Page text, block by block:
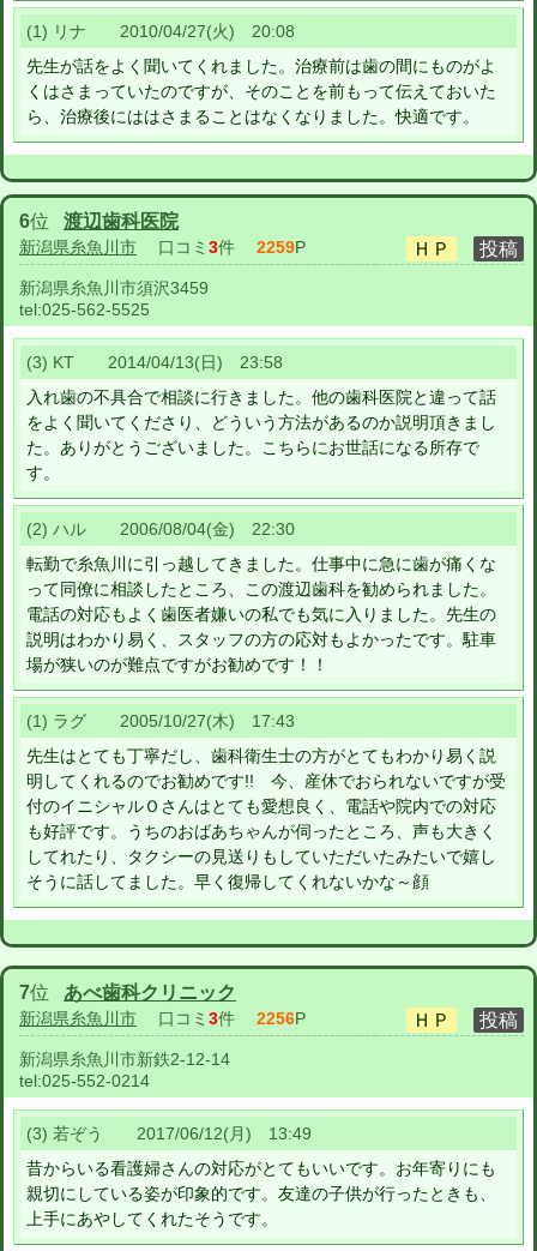
(1) リナ 2010/04/27(火) 20:08
先生が話をよく聞いてくれました。治療前は歯の間にものがよ
くはさまっていたのですが、そのことを前もって伝えておいた
ら、治療後にははさまることはなくなりました。快適です。
6位 渡辺歯科医院
新潟県糸魚川市 口コミ 3件 2259P
新潟県糸魚川市須沢3459
tel:025-562-5525
(3) KT 2014/04/13(日) 23:58
入れ歯の不具合で相談に行きました。他の歯科医院と違って話
をよく聞いてくださり、どういう方法があるのか説明頂きまし
た。ありがとうございました。こちらにお世話になる所存で
す。
(2) ハル 2006/08/04(金) 22:30
転勤で糸魚川に引っ越してきました。仕事中に急に歯が痛くな
って同僚に相談したところ、この渡辺歯科を勧められました。
電話の対応もよく歯医者嫌いの私でも気に入りました。先生の
説明はわかり易く、スタッフの方の応対もよかったです。駐車
場が狭いのが難点ですがお勧めです！！
(1) ラグ 2005/10/27(木) 17:43
先生はとても丁寧だし、歯科衛生士の方がとてもわかり易く説
明してくれるのでお勧めです!! 今、産休でおられないですが受
付のイニシャルＯさんはとても愛想良く、電話や院内での対応
も好評です。うちのおばあちゃんが伺ったところ、声も大きく
してれたり、タクシーの見送りもしていただいたみたいで嬉し
そうに話してました。早く復帰してくれないかな～顔
7位 あべ歯科クリニック
新潟県糸魚川市 口コミ 3件 2256P
新潟県糸魚川市新鉄2-12-14
tel:025-552-0214
(3) 若ぞう 2017/06/12(月) 13:49
昔からいる看護婦さんの対応がとてもいいです。お年寄りにも
親切にしている姿が印象的です。友達の子供が行ったときも、
上手にあやしてくれたそうです。